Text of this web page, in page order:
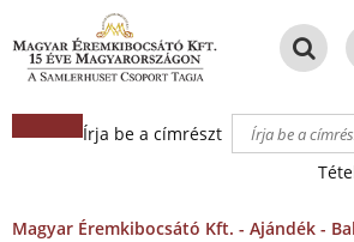
Írja be a címrészt
Magyar Éremkibocsátó Kft. - Ajándék -